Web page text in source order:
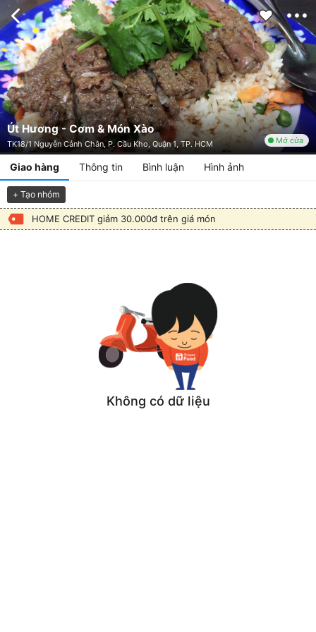
Út Hương - Cơm & Món Xào
TK18/1 Nguyễn Cảnh Chân, P. Cầu Kho, Quận 1, TP. HCM Mở cửa
Giao hàng Thông tin Bình luận Hình ảnh
+ Tạo nhóm
HOME CREDIT giảm 30.000đ trên giá món
Không có dữ liệu